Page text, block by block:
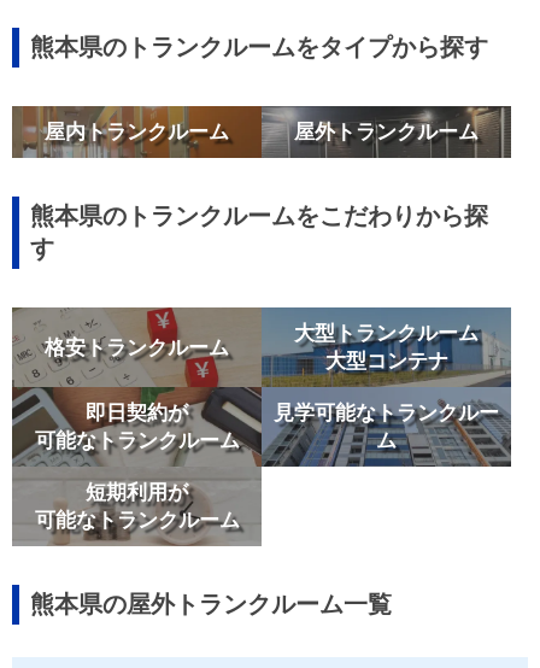
熊本県のトランクルームをタイプから探す
屋内トランクルーム 屋外トランクルーム
熊本県のトランクルームをこだわりから探
す
格安トランクルーム
大型トランクルーム
大型コンテナ
即日契約が
可能なトランクルーム
見学可能なトランクルー
ム
短期利用が
可能なトランクルーム
熊本県の屋外トランクルーム一覧